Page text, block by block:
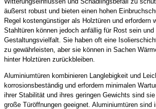
äußerst robust und bieten einen hohen
Regel kostengünstiger als Holztüren und erfordern
Stahltüren können jedoch anfällig für Rost sein und
Gestaltungsvielfalt. Sie haben oft eine
zu gewährleisten, aber sie können in Sachen
hinter Holztüren zurückbleiben.
Aluminiumtüren kombinieren Langlebigkeit und
korrosionsbeständig und erfordern minimalen
ihrer Stabilität und ihres geringen Gewichts sind
große Türöffnungen geeignet. Aluminiumtüren sind